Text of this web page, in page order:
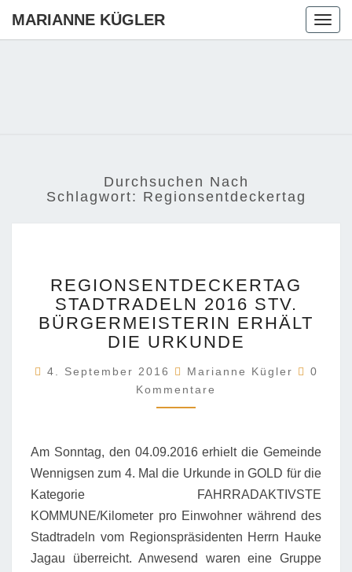
MARIANNE KÜGLER
Durchsuchen Nach
Schlagwort: Regionsentdeckertag
STADTRADELN
2016
STV.
BÜRGERMEISTERIN
DIE
URKUNDE
REGIONSENTDECKERTAG
STADTRADELN 2016 STV.
BÜRGERMEISTERIN ERHÄLT
DIE URKUNDE
4. September 2016 Marianne Kügler
0
Kommentare
Am Sonntag, den 04.09.2016 erhielt die Gemeinde
Wennigsen zum 4. Mal die Urkunde in GOLD für die
Kategorie FAHRRADAKTIVSTE
KOMMUNE/Kilometer pro Einwohner während des
Stadtradeln vom Regionspräsidenten Herrn Hauke
Jagau überreicht. Anwesend waren eine Gruppe